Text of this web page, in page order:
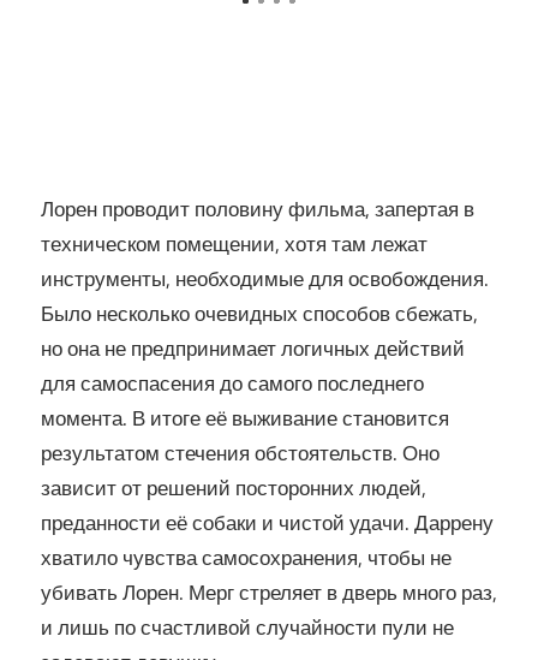
Лорен проводит половину фильма, запертая в
техническом помещении, хотя там лежат
инструменты, необходимые для освобождения.
Было несколько очевидных способов сбежать,
но она не предпринимает логичных действий
для самоспасения до самого последнего
момента. В итоге её выживание становится
результатом стечения обстоятельств. Оно
зависит от решений посторонних людей,
преданности её собаки и чистой удачи. Даррену
хватило чувства самосохранения, чтобы не
убивать Лорен. Мерг стреляет в дверь много раз,
и лишь по счастливой случайности пули не